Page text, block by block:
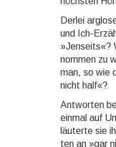
Derlei
und Ich-
»Jen­seits«?
nom­men zu
man, so wie
nicht half«?
Antworten
einmal auf
läuter­te sie
ten an »gar